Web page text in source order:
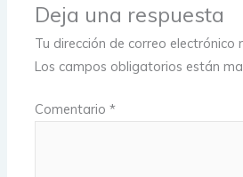
Deja una respuesta
Tu dirección de correo electrónico
Los campos obligatorios están
Comentario*